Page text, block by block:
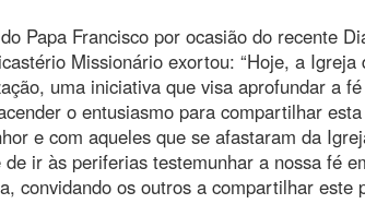
Papa Francisco por ocasião do recente
Missionário exortou: “Hoje, a Igreja
uma iniciativa que visa aprofundar a
o entusiasmo para compartilhar
e com aqueles que se afastaram da
ir às periferias testemunhar a nossa fé
convidando os outros a compartilhar este